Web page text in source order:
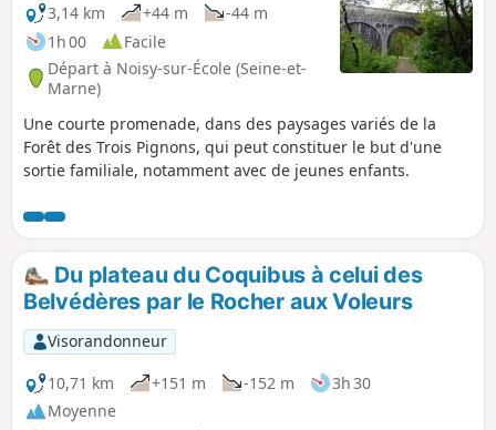
3,14 km
+44 m
-44 m
1h 00
Facile
Départ à Noisy-sur-École (Seine-et-
Marne)
Une courte promenade, dans des paysages variés de la
Forêt des Trois Pignons, qui peut constituer le but d'une
sortie familiale, notamment avec de jeunes enfants.
Du plateau du Coquibus à celui des
Belvédères par le Rocher aux Voleurs
Visorandonneur
10,71 km
+151 m -152 m
3h 30
Moyenne